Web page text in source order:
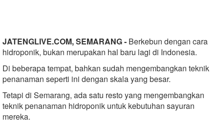
JATENGLIVE.COM, SEMARANG - Berkebun dengan cara
hidroponik, bukan merupakan hal baru lagi di Indonesia.
Di beberapa tempat, bahkan sudah mengembangkan teknik
penanaman seperti ini dengan skala yang besar.
Tetapi di Semarang, ada satu resto yang mengembangkan
teknik penanaman hidroponik untuk kebutuhan sayuran
mereka.